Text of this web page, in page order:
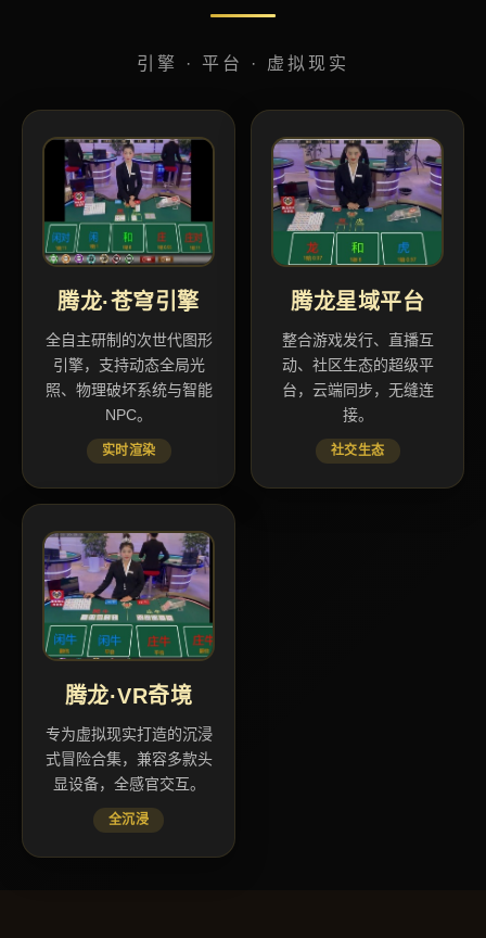
引擎 · 平台 · 虚拟现实
腾龙·苍穹引擎
全自主研制的次世代图形
引擎，支持动态全局光
照、物理破坏系统与智能
NPC。
实时渲染
腾龙星域平台
整合游戏发行、直播互
动、社区生态的超级平
台，云端同步，无缝连
接。
社交生态
腾龙·VR奇境
专为虚拟现实打造的沉浸
式冒险合集，兼容多款头
显设备，全感官交互。
全沉浸